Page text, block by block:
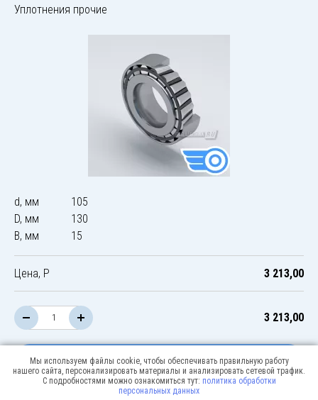
Уплотнения прочие
d, мм
105
D, мм
130
B, мм
15
Цена, Р 3 213,00
3 213,00
В корзину
Мы используем файлы cookie, чтобы обеспечивать правильную работу
нашего сайта, персонализировать материалы и анализировать сетевой трафик.
С подробностями можно ознакомиться тут: политика обработки
персональных данных